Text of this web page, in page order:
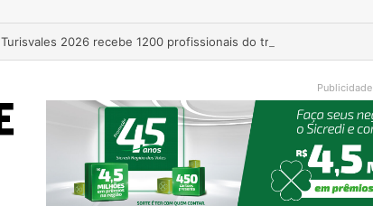
Turisvales 2026 recebe 1200 profissionais do trade turístico
Publicidade